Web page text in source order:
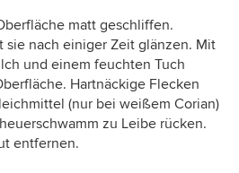
matt geschliffen.
sie nach einiger Zeit glänzen. Mit
und einem feuchten Tuch
Hartnäckige Flecken
(nur bei weißem Corian)
zu Leibe rücken.
entfernen.